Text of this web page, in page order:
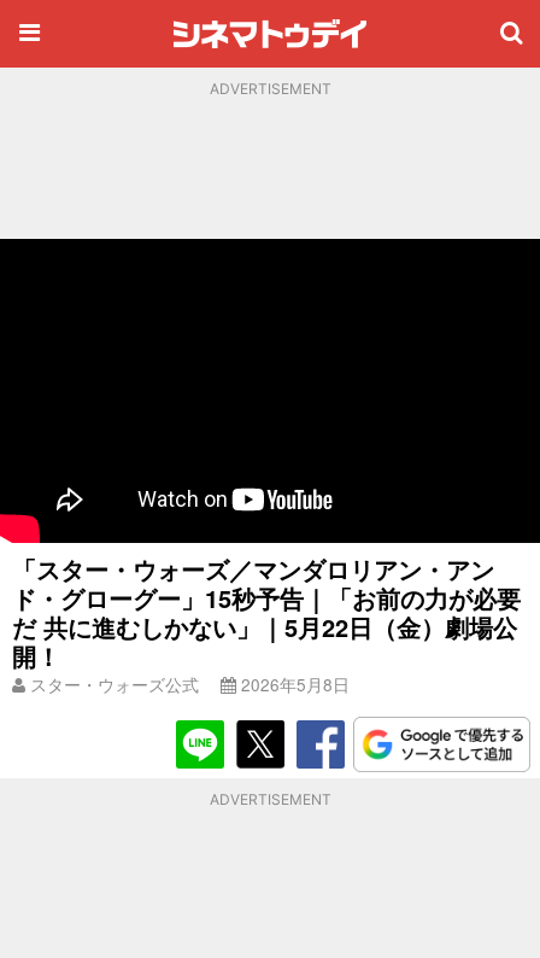
ADVERTISEMENT
「スター・ウォーズ／マンダロリアン・アン
ド・グローグー」15秒予告｜「お前の力が必要
だ 共に進むしかない」｜5月22日（金）劇場公
開！
スター・ウォーズ公式 2026年5月8日
ADVERTISEMENT